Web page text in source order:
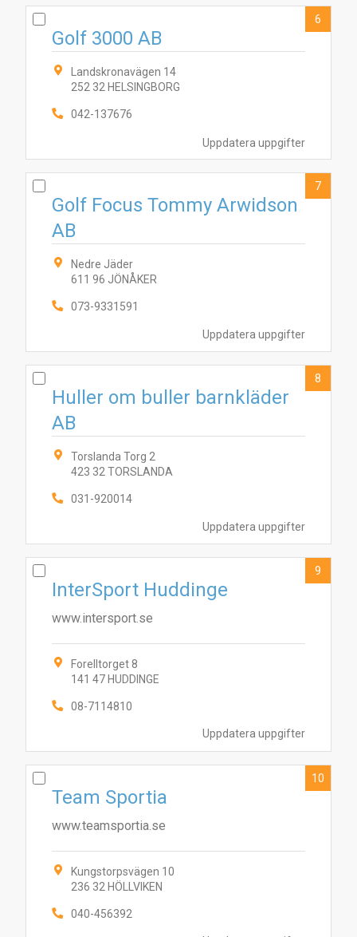
Uppdatera uppgifter
Golf 3000 AB
Landskronavägen 14
252 32 HELSINGBORG
042-137676
6
Uppdatera uppgifter
Golf Focus Tommy Arwidson
AB
Nedre Jäder
611 96 JÖNÅKER
073-9331591
7
Uppdatera uppgifter
Huller om buller barnkläder
AB
Torslanda Torg 2
423 32 TORSLANDA
031-920014
8
Uppdatera uppgifter
InterSport Huddinge
www.intersport.se
Forelltorget 8
141 47 HUDDINGE
08-7114810
9
Team Sportia
www.teamsportia.se
Kungstorpsvägen 10
236 32 HÖLLVIKEN
040-456392
10